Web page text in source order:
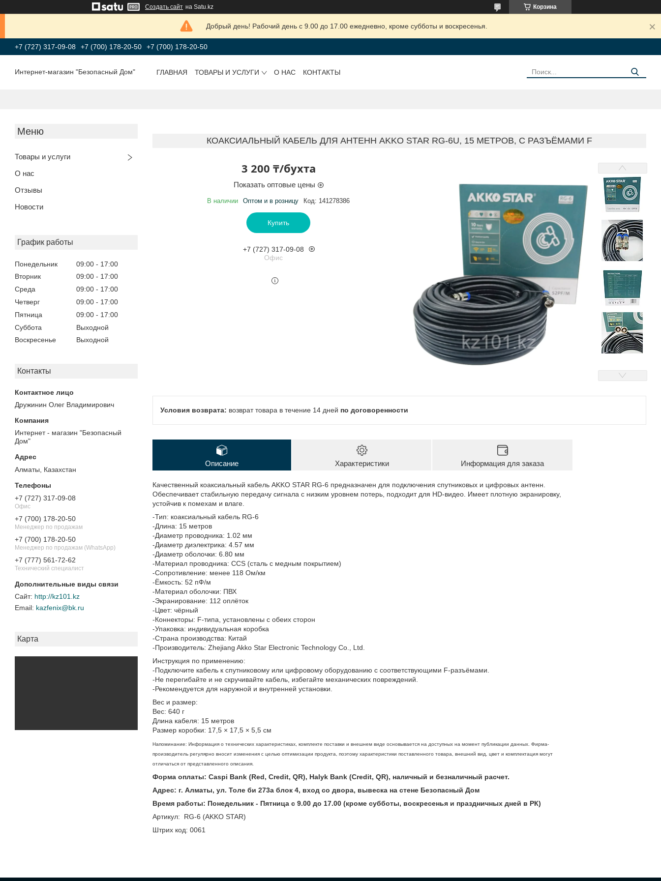
Создать сайт на Satu.kz Корзина
Добрый день! Рабочий день с 9.00 до 17.00 ежедневно, кроме субботы и воскресенья.
+7 (727) 317-09-08 +7 (700) 178-20-50 +7 (700) 178-20-50
Интернет-магазин "Безопасный Дом" ГЛАВНАЯ ТОВАРЫ И УСЛУГИ О НАС КОНТАКТЫ
Товары и услуги
О нас
Отзывы
Новости
График работы
Понедельник 09:00
17:00
Вторник
09:00
17:00
Среда
09:00
17:00
Четверг
09:00
17:00
Пятница
09:00
17:00
Суббота
Выходной
Воскресенье
Выходной
Контакты
Дружинин Олег Владимирович
Интернет - магазин "Безопасный
Дом"
Алматы, Казахстан
+7 (727) 317-09-08
Офис
+7 (700) 178-20-50
Менеджер по продажам
+7 (700) 178-20-50
Менеджер по продажам (WhatsApp)
+7 (777) 561-72-62
Технический специалист
http://kz101.kz
kazfenix@bk.ru
Карта
КОАКСИАЛЬНЫЙ КАБЕЛЬ ДЛЯ АНТЕНН AKKO STAR RG-6U, 15 МЕТРОВ, С РАЗЪЁМАМИ F
3 200 ₸/бухта
Показать оптовые цены
В наличии Оптом и в розницу Код: 141278386
Купить
+7 (727) 317-09-08
Офис
возврат товара в течение 14 дней по договоренности
Описание Характеристики Информация для заказа
Качественный коаксиальный кабель AKKO STAR RG-6 предназначен для подключения спутниковых и цифровых антенн.
Обеспечивает стабильную передачу сигнала с низким уровнем потерь, подходит для HD-видео. Имеет плотную экранировку,
устойчив к помехам и влаге.
-Тип: коаксиальный кабель RG-6
-Длина: 15 метров
-Диаметр проводника: 1.02 мм
-Диаметр диэлектрика: 4.57 мм
-Диаметр оболочки: 6.80 мм
-Материал проводника: CCS (сталь с медным покрытием)
-Сопротивление: менее 118 Ом/км
-Ёмкость: 52 пФ/м
-Материал оболочки: ПВХ
-Экранирование: 112 оплёток
-Цвет: чёрный
-Коннекторы: F-типа, установлены с обеих сторон
-Упаковка: индивидуальная коробка
-Страна производства: Китай
-Производитель: Zhejiang Akko Star Electronic Technology Co., Ltd.
Инструкция по применению:
-Подключите кабель к спутниковому или цифровому оборудованию с соответствующими F-разъёмами.
-Не перегибайте и не скручивайте кабель, избегайте механических повреждений.
-Рекомендуется для наружной и внутренней установки.
Вес и размер:
Вес: 640 г
Длина кабеля: 15 метров
Размер коробки: 17,5 × 17,5 × 5,5 см
Напоминание: Информация о технических характеристиках, комплекте поставки и внешнем виде основывается на доступных на момент публикации данных. Фирма-
производитель регулярно вносит изменения с целью оптимизации продукта, поэтому характеристики поставленного товара, внешний вид, цвет и комплектация могут
отличаться от представленного описания.
Форма оплаты: Caspi Bank (Red, Credit, QR), Halyk Bank (Credit, QR), наличный и безналичный расчет.
Адрес: г. Алматы, ул. Толе би 273а блок 4, вход со двора, вывеска на стене Безопасный Дом
Время работы: Понедельник - Пятница с 9.00 до 17.00 (кроме субботы, воскресенья и праздничных дней в РК)
Артикул: RG-6 (AKKO STAR)
Штрих код: 0061